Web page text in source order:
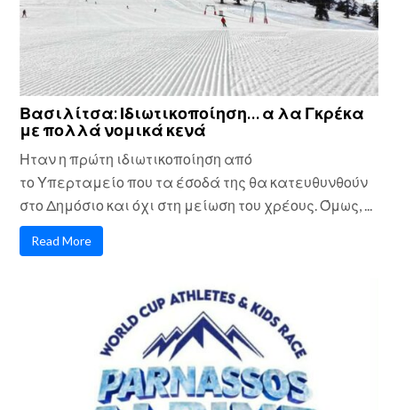
Βασιλίτσα: Ιδιωτικοποίηση… α λα Γκρέκα
με πολλά νομικά κενά
Ηταν η πρώτη ιδιωτικοποίηση από
το Υπερταμείο που τα έσοδά της θα κατευθυνθούν
στο Δημόσιο και όχι στη μείωση του χρέους. Όμως, ...
Read More